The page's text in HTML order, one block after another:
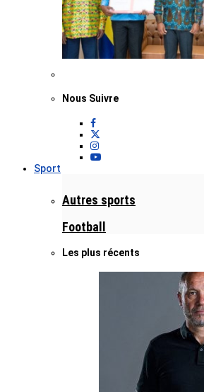
Nous Suivre
Sport
Autres sports
Football
Les plus récents